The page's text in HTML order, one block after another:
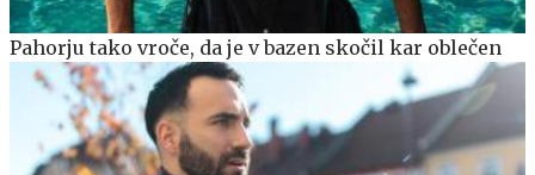
Pahorju tako vroče, da je v bazen skočil kar oblečen